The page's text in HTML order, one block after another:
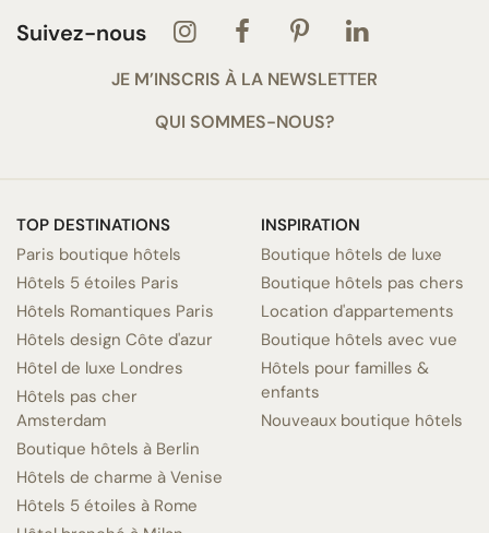
Suivez-nous
JE M’INSCRIS À LA NEWSLETTER
QUI SOMMES-NOUS?
TOP DESTINATIONS
Paris boutique hôtels
Hôtels 5 étoiles Paris
Hôtels Romantiques Paris
Hôtels design Côte d'azur
Hôtel de luxe Londres
Hôtels pas cher
Amsterdam
Boutique hôtels à Berlin
Hôtels de charme à Venise
Hôtels 5 étoiles à Rome
INSPIRATION
Boutique hôtels de luxe
Boutique hôtels pas chers
Location d'appartements
Boutique hôtels avec vue
Hôtels pour familles &
enfants
Nouveaux boutique hôtels